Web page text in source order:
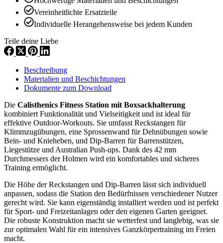
Vereinheitlichte Ersatzteile
Individuelle Herangehensweise bei jedem Kunden
Teile deine Liebe
Beschreibung
Materialien und Beschichtungen
Dokumente zum Download
Die Calisthenics Fitness Station mit Boxsackhalterung
kombiniert Funktionalität und Vielseitigkeit und ist ideal für
effektive Outdoor-Workouts. Sie umfasst Reckstangen für
Klimmzugübungen, eine Sprossenwand für Dehnübungen sowie
Bein- und Knieheben, und Dip-Barren für Barrenstützen,
Liegestütze und Australian Push-ups. Dank des 42 mm
Durchmessers der Holmen wird ein komfortables und sicheres
Training ermöglicht.
Die Höhe der Reckstangen und Dip-Barren lässt sich individuell
anpassen, sodass die Station den Bedürfnissen verschiedener Nutzer
gerecht wird. Sie kann eigenständig installiert werden und ist perfekt
für Sport- und Freizeitanlagen oder den eigenen Garten geeignet.
Die robuste Konstruktion macht sie wetterfest und langlebig, was sie
zur optimalen Wahl für ein intensives Ganzkörpertraining im Freien
macht.